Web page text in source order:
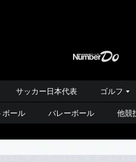
サッカー日本代表 ゴルフ
ボール バレーボール 他競